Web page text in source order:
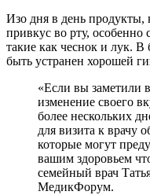
Изо дня в день продукты,
привкус во рту,
такие как чеснок и лук.
быть устранен хорошей
«Если вы заметили внезапное и значительное
изменение своего
более нескольких
для визита к врачу
которые могут
вашим здоровьем
семейный врач
МедикФорум.